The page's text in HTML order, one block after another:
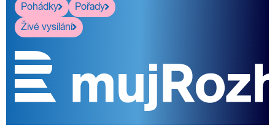
Pohádky
Pořady
Živé vysílání